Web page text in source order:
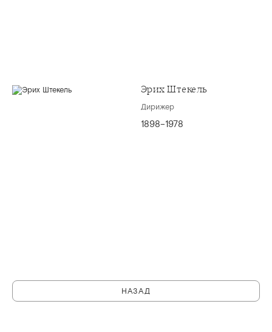
Эрих Штекель
Дирижер
1898–1978
НАЗАД